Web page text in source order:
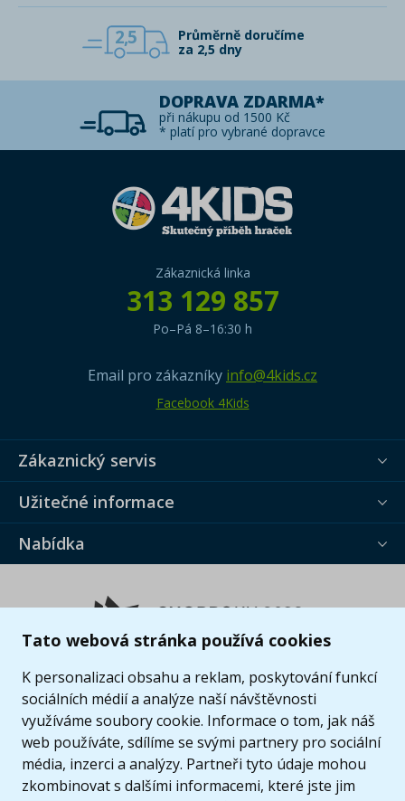
Tato webová stránka používá cookies
K personalizaci obsahu a reklam, poskytování funkcí
sociálních médií a analýze naší návštěvnosti
využíváme soubory cookie. Informace o tom, jak náš
web používáte, sdílíme se svými partnery pro sociální
média, inzerci a analýzy. Partneři tyto údaje mohou
zkombinovat s dalšími informacemi, které jste jim
2,5
Průměrně doručíme
za 2,5 dny
DOPRAVA ZDARMA*
při nákupu od 1500 Kč
* platí pro vybrané dopravce
Zákaznická linka
313 129 857
Po–Pá 8–16:30 h
Email pro zákazníky info@4kids.cz
Facebook 4Kids
Zákaznický servis
Užitečné informace
Nabídka